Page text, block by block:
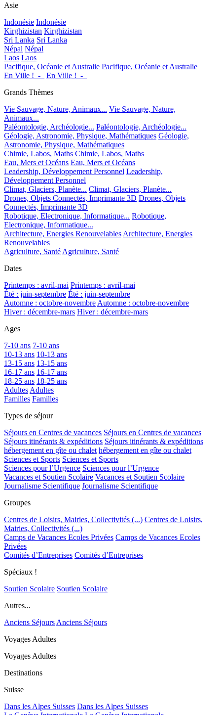
Asie
Indonésie Indonésie
Kirghizistan Kirghizistan
Sri Lanka Sri Lanka
Népal Népal
Laos Laos
Pacifique, Océanie et Australie Pacifique, Océanie et Australie
En Ville !_-_
En Ville !_-_
Grands Thèmes
Vie Sauvage, Nature, Animaux... Vie Sauvage, Nature,
Animaux...
Paléontologie, Archéologie... Paléontologie, Archéologie...
Géologie, Astronomie, Physique, Mathématiques Géologie,
Astronomie, Physique, Mathématiques
Chimie, Labos, Maths Chimie, Labos, Maths
Eau, Mers et Océans Eau, Mers et Océans
Leadership, Développement Personnel Leadership,
Développement Personnel
Climat, Glaciers, Planète... Climat, Glaciers, Planète...
Drones, Objets Connectés, Imprimante 3D Drones, Objets
Connectés, Imprimante 3D
Robotique, Electronique, Informatique... Robotique,
Electronique, Informatique...
Architecture, Energies Renouvelables Architecture, Energies
Renouvelables
Agriculture, Santé Agriculture, Santé
Dates
Printemps : avril-mai Printemps : avril-mai
Été : juin-septembre Été : juin-septembre
Automne : octobre-novembre Automne : octobre-novembre
Hiver : décembre-mars Hiver : décembre-mars
Ages
7-10 ans 7-10 ans
10-13 ans 10-13 ans
13-15 ans 13-15 ans
16-17 ans 16-17 ans
18-25 ans 18-25 ans
Adultes Adultes
Familles Familles
Types de séjour
Séjours en Centres de vacances Séjours en Centres de vacances
Séjours itinérants & expéditions Séjours itinérants & expéditions
hébergement en gîte ou chalet hébergement en gîte ou chalet
Sciences et Sports Sciences et Sports
Sciences pour l’Urgence Sciences pour l’Urgence
Vacances et Soutien Scolaire Vacances et Soutien Scolaire
Journalisme Scientifique Journalisme Scientifique
Groupes
Centres de Loisirs, Mairies, Collectivités (...) Centres de Loisirs,
Mairies, Collectivités (...)
Camps de Vacances Ecoles Privées Camps de Vacances Ecoles
Privées
Comités d’Entreprises Comités d’Entreprises
Spéciaux !
Soutien Scolaire Soutien Scolaire
Autres...
Anciens Séjours Anciens Séjours
Voyages Adultes
Voyages Adultes
Destinations
Suisse
Dans les Alpes Suisses Dans les Alpes Suisses